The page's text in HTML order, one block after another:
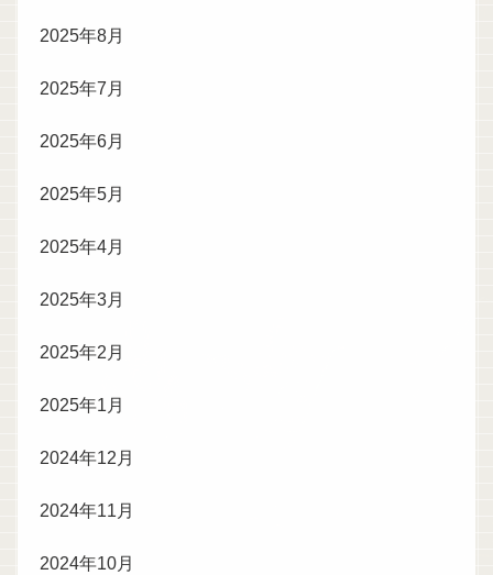
2025年8月
2025年7月
2025年6月
2025年5月
2025年4月
2025年3月
2025年2月
2025年1月
2024年12月
2024年11月
2024年10月